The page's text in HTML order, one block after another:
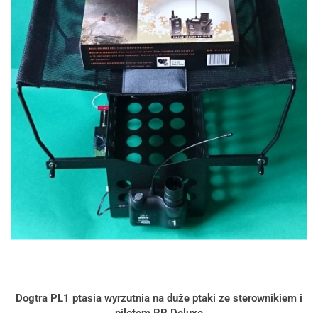
Dogtra PL1 ptasia wyrzutnia na duże ptaki ze sterownikiem i